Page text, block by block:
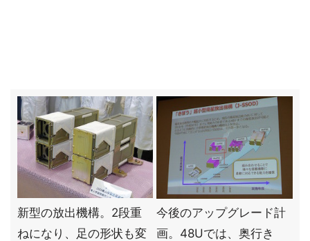
新型の放出機構。2段重
ねになり、足の形状も変
今後のアップグレード計
画。48Uでは、奥行き